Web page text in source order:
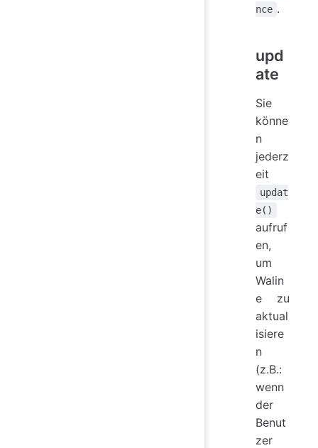
nce .
upd
ate
Sie
könne
n
jederz
eit
updat
e()
aufruf
en,
um
Walin
e zu
aktual
isiere
n
(z.B.:
wenn
der
Benut
zer